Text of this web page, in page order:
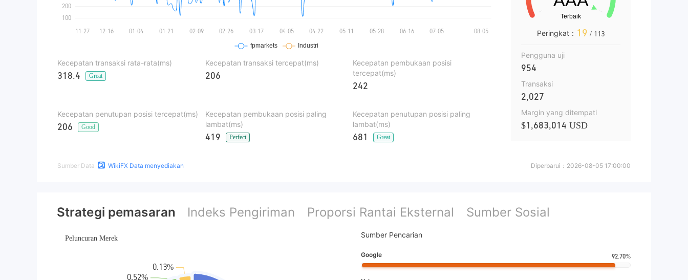
Kecepatan transaksi rata-rata(ms)
318.4 Great
Kecepatan transaksi tercepat(ms)
206
Kecepatan pembukaan posisi
tercepat(ms)
242
Kecepatan penutupan posisi tercepat(ms)
206 Good
Kecepatan pembukaan posisi paling
lambat(ms)
419 Perfect
Kecepatan penutupan posisi paling
lambat(ms)
681 Great
Peringkat： 19 / 113
Pengguna uji
954
Transaksi
2,027
Margin yang ditempati
$1,683,014 USD
Sumber Data WikiFX Data menyediakan Diperbarui： 2026-08-05 17:00:00
Strategi pemasaran Indeks Pengiriman Proporsi Rantai Eksternal Sumber Sosial
Sumber Pencarian
Google 92.70%